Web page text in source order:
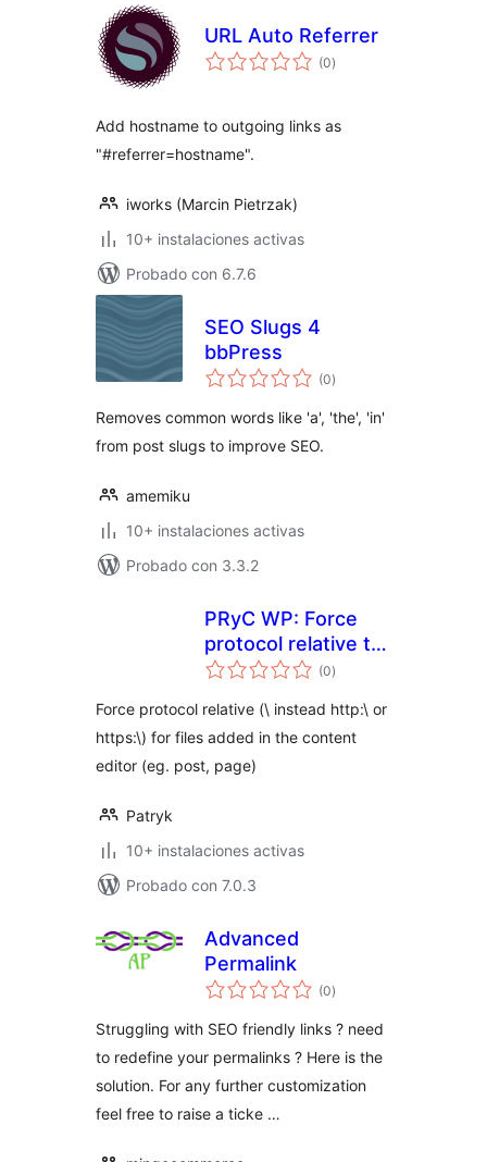
URL Auto Referrer
(0evaluación
total
)
Add hostname to outgoing links as
"#referrer=hostname".
iworks (Marcin Pietrzak)
10+ instalaciones activas
Probado con 6.7.6
SEO Slugs 4
bbPress
(0evaluación
total
)
Removes common words like 'a', 'the', 'in'
from post slugs to improve SEO.
amemiku
10+ instalaciones activas
Probado con 3.3.2
PRyC WP: Force
protocol relative to
uploaded media
(0evaluación
total
)
Force protocol relative (\ instead http:\ or
https:\) for files added in the content
editor (eg. post, page)
Patryk
10+ instalaciones activas
Probado con 7.0.3
Advanced
Permalink
(0evaluación
total
)
Struggling with SEO friendly links ? need
to redefine your permalinks ? Here is the
solution. For any further customization
feel free to raise a ticke …